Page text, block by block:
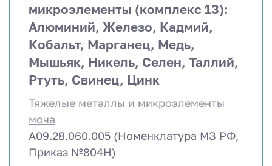
микроэлементы (комплекс 13):
Алюминий, Железо, Кадмий,
Кобальт, Марганец, Медь,
Мышьяк, Никель, Селен, Таллий,
Ртуть, Свинец, Цинк
Тяжелые металлы и микроэлементы
моча
A09.28.060.005 (Номенклатура МЗ РФ,
Приказ №804Н)